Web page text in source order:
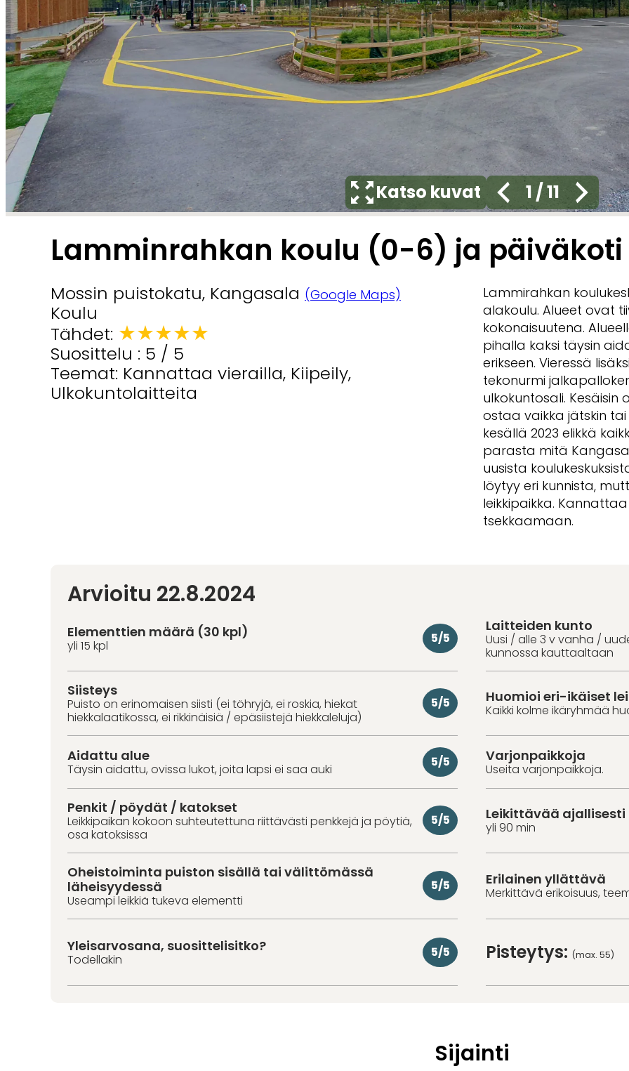
Katso kuvat 1/11
Lamminrahkan koulu (0-6) ja päiväkoti
Mossin puistokatu, Kangasala (Google Maps)
Koulu
Tähdet: ★★★★★
Suosittelu : 5 / 5
Teemat: Kannattaa vierailla, Kiipeily,
Ulkokuntolaitteita
Lammirahkan
alakoulu. Alueet ovat
kokonaisuutena.
pihalla kaksi täysin
erikseen. Vieressä
tekonurmi
ulkokuntosali. Kesäisin
ostaa vaikka jätskin
kesällä 2023 elikkä
parasta mitä
uusista
löytyy eri kunnista,
leikkipaikka.
tsekkaamaan.
Arvioitu 22.8.2024
Elementtien määrä (30 kpl)
yli 15 kpl 5/5
Laitteiden kunto
Uusi / alle 3 v vanha /
kunnossa kauttaaltaan
Siisteys
Puisto on erinomaisen siisti (ei töhryjä, ei roskia, hiekat
hiekkalaatikossa, ei rikkinäisiä / epäsiistejä hiekkaleluja)
5/5 Huomioi eri-ikäiset
Kaikki kolme ikäryhmää
Aidattu alue
Täysin aidattu, ovissa lukot, joita lapsi ei saa auki 5/5 Varjonpaikkoja
Useita varjonpaikkoja.
Penkit / pöydät / katokset
Leikkipaikan kokoon suhteutettuna riittävästi penkkejä ja pöytiä,
osa katoksissa
5/5 Leikittävää ajallisesti
yli 90 min
Oheistoiminta puiston sisällä tai välittömässä
läheisyydessä
Useampi leikkiä tukeva elementti
5/5 Erilainen yllättävä
Merkittävä erikoisuus,
Yleisarvosana, suosittelisitko?
Todellakin 5/5 Pisteytys: (max. 55)
Sijainti